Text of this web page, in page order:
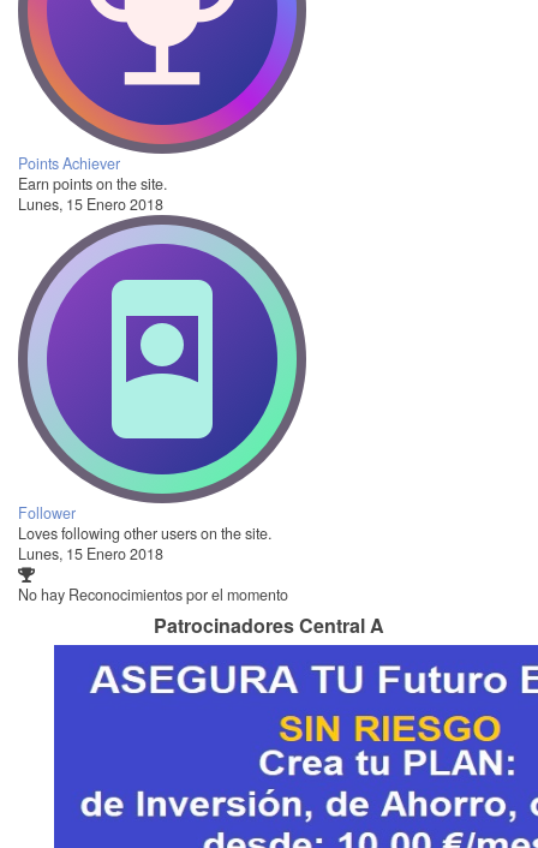
Points Achiever
Earn points on the site.
Lunes, 15 Enero 2018
Follower
Loves following other users on the site.
Lunes, 15 Enero 2018
No hay Reconocimientos por el momento
Patrocinadores Central A